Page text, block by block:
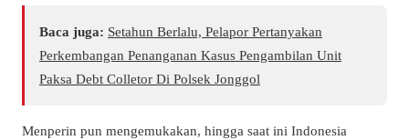
Baca juga: Setahun Berlalu, Pelapor Pertanyakan
Perkembangan Penanganan Kasus Pengambilan Unit
Paksa Debt Colletor Di Polsek Jonggol
Menperin pun mengemukakan, hingga saat ini Indonesia